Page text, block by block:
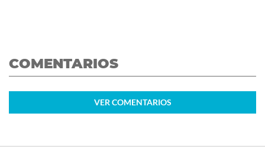
COMENTARIOS
VER COMENTARIOS